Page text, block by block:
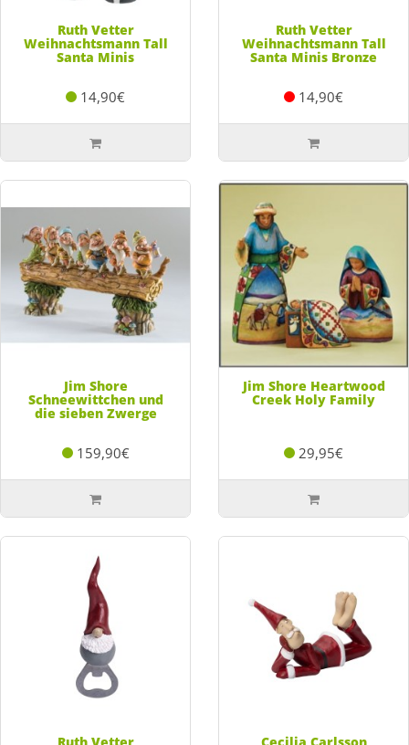
Ruth Vetter
Weihnachtsmann Tall
Santa Minis
14,90€
Ruth Vetter
Weihnachtsmann Tall
Santa Minis Bronze
14,90€
Jim Shore
Schneewittchen und
die sieben Zwerge
159,90€
Jim Shore Heartwood
Creek Holy Family
29,95€
Ruth Vetter Cecilia Carlsson